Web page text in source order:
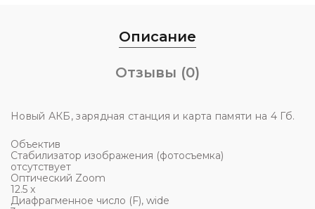
Описание
Отзывы (0)
Новый АКБ, зарядная станция и карта памяти на 4 Гб.
Объектив
Стабилизатор изображения (фотосъемка)
отсутствует
Оптический Zoom
12.5 x
Диафрагменное число (F), wide